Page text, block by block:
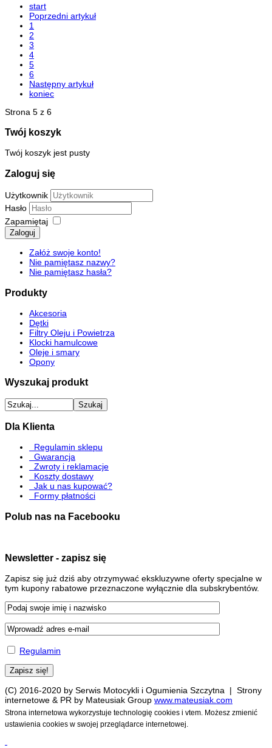
start
Poprzedni artykuł
1
2
3
4
5
6
Następny artykuł
koniec
Strona 5 z 6
Twój koszyk
Twój koszyk jest pusty
Zaloguj się
Użytkownik
Hasło
Zapamiętaj
Zaloguj
Załóż swoje konto!
Nie pamiętasz nazwy?
Nie pamiętasz hasła?
Produkty
Akcesoria
Dętki
Filtry Oleju i Powietrza
Klocki hamulcowe
Oleje i smary
Opony
Wyszukaj produkt
Dla Klienta
Regulamin sklepu
Gwarancja
Zwroty i reklamacje
Koszty dostawy
Jak u nas kupować?
Formy płatności
Polub nas na Facebooku
Newsletter - zapisz się
Zapisz się już dziś aby otrzymywać ekskluzywne oferty specjalne w
tym kupony rabatowe przeznaczone wyłącznie dla subskrybentów.
Regulamin
(C) 2016-2020 by Serwis Motocykli i Ogumienia Szczytna | Strony
internetowe & PR by Mateusiak Group www.mateusiak.com
Strona internetowa wykorzystuje technologię cookies i vtem. Możesz zmienić
ustawienia cookies w swojej przeglądarce internetowej.